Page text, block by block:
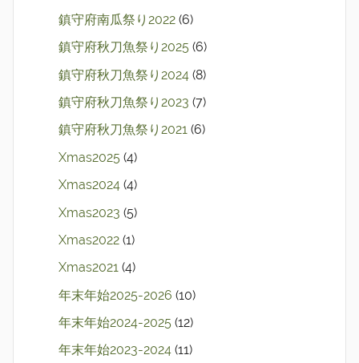
鎮守府南瓜祭り2022 (6)
鎮守府秋刀魚祭り2025 (6)
鎮守府秋刀魚祭り2024 (8)
鎮守府秋刀魚祭り2023 (7)
鎮守府秋刀魚祭り2021 (6)
Xmas2025 (4)
Xmas2024 (4)
Xmas2023 (5)
Xmas2022 (1)
Xmas2021 (4)
年末年始2025-2026 (10)
年末年始2024-2025 (12)
年末年始2023-2024 (11)